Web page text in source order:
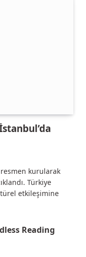
resmen kurularak
Türkiye
etkileşimine
Reading